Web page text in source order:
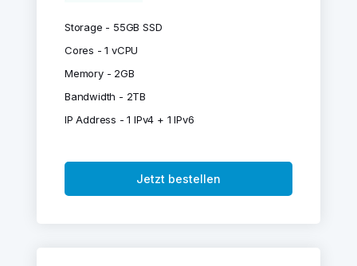
Storage - 55GB SSD
Cores - 1 vCPU
Memory - 2GB
Bandwidth - 2TB
IP Address - 1 IPv4 + 1 IPv6
Jetzt bestellen